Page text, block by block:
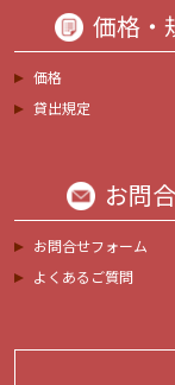
価格・
価格
貸出規定
お問
お問合せフォーム
よくあるご質問